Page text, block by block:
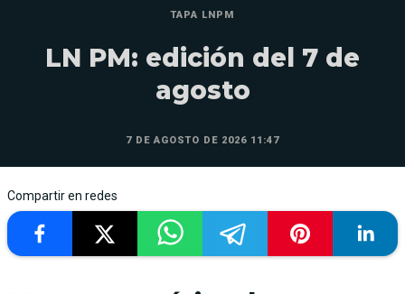
TAPA LNPM
LN PM: edición del 7 de
agosto
7 DE AGOSTO DE 2026 11:47
Compartir en redes